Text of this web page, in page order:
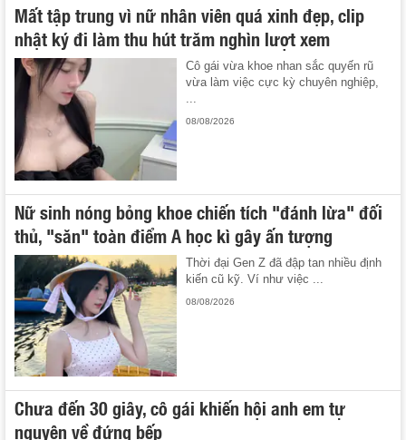
Mất tập trung vì nữ nhân viên quá xinh đẹp, clip
nhật ký đi làm thu hút trăm nghìn lượt xem
Cô gái vừa khoe nhan sắc quyến rũ
vừa làm việc cực kỳ chuyên nghiệp,
...
08/08/2026
Nữ sinh nóng bỏng khoe chiến tích "đánh lừa" đối
thủ, "săn" toàn điểm A học kì gây ấn tượng
Thời đại Gen Z đã đập tan nhiều định
kiến cũ kỹ. Ví như việc ...
08/08/2026
Chưa đến 30 giây, cô gái khiến hội anh em tự
nguyện về đứng bếp